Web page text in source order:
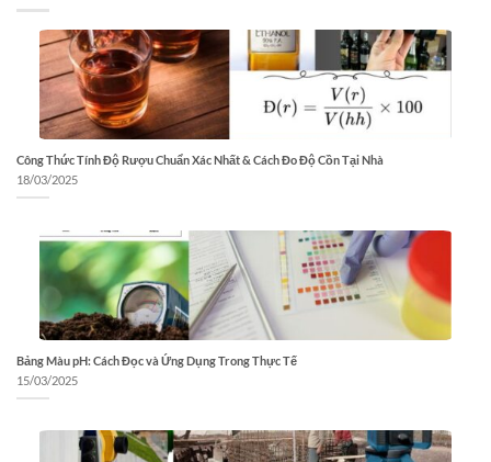
Công Thức Tính Độ Rượu Chuẩn Xác Nhất & Cách Đo Độ Cồn Tại Nhà
18/03/2025
Bảng Màu pH: Cách Đọc và Ứng Dụng Trong Thực Tế
15/03/2025